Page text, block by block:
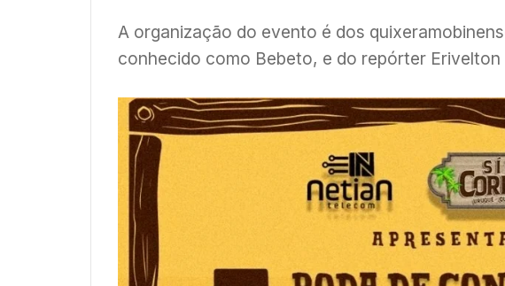
A organização do evento é dos
conhecido como Bebeto, e do repórter Erivelton